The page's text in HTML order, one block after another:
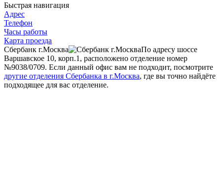
Быстрая навигация
Адрес
Телефон
Часы работы
Карта проезда
Сбербанк г.Москва
По адресу шоссе
Варшавское 10, корп.1, расположено отделение номер
№9038/0709. Если данный офис вам не подходит, посмотрите
другие отделения Сбербанка в г.Москва, где вы точно найдёте
подходящее для вас отделение.